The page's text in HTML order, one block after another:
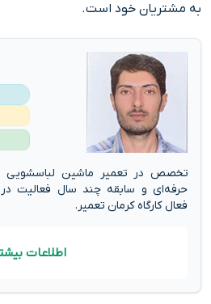
به مشتریان خود است.
تخصص در تعمیر ماشین لباسشویی
حرفه‌ای و سابقه چند سال فعالیت در
فعال کارگاه کرمان تعمیر.
اطلاعات